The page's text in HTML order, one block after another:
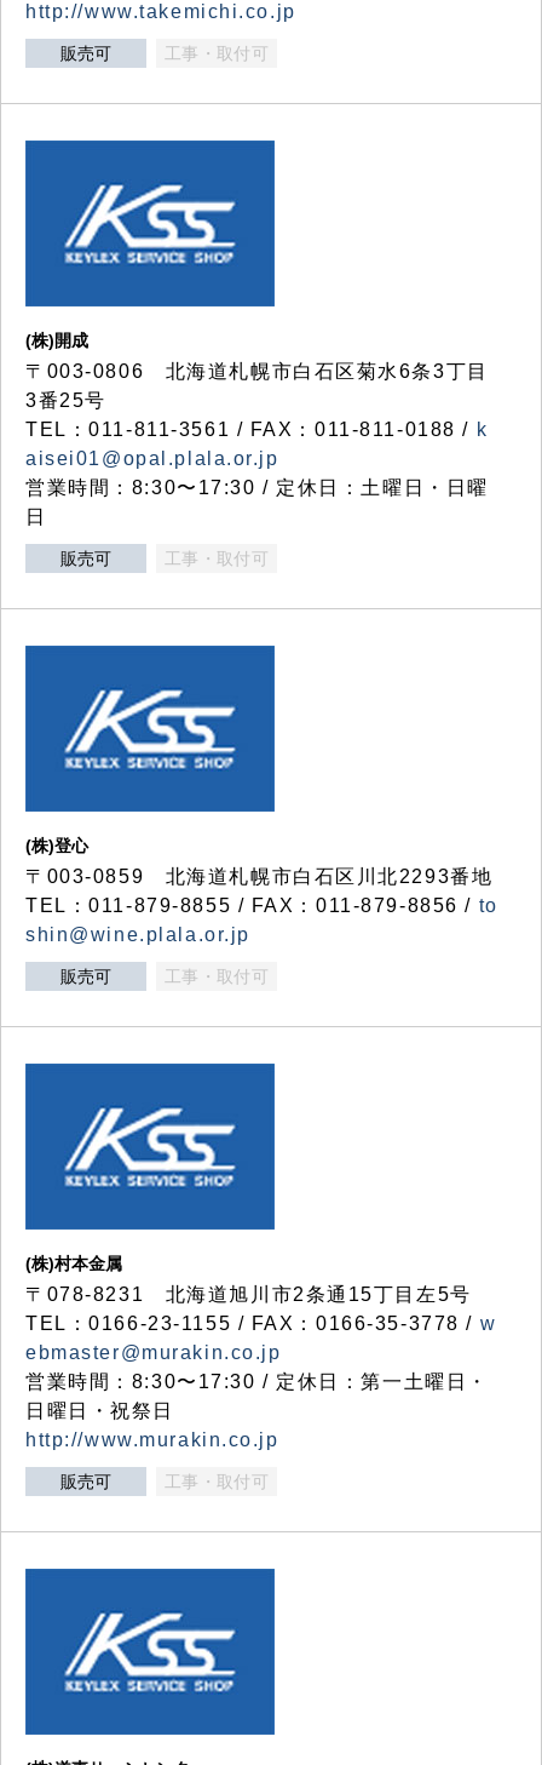
http://www.takemichi.co.jp
販売可 工事・取付可
(株)開成
〒003-0806 北海道札幌市白石区菊水6条3丁目
3番25号
TEL：011-811-3561 / FAX：011-811-0188 / k
aisei01@opal.plala.or.jp
営業時間：8:30〜17:30 / 定休日：土曜日・日曜
日
販売可 工事・取付可
(株)登心
〒003-0859 北海道札幌市白石区川北2293番地
TEL：011-879-8855 / FAX：011-879-8856 / to
shin@wine.plala.or.jp
販売可 工事・取付可
(株)村本金属
〒078-8231 北海道旭川市2条通15丁目左5号
TEL：0166-23-1155 / FAX：0166-35-3778 / w
ebmaster@murakin.co.jp
営業時間：8:30〜17:30 / 定休日：第一土曜日・
日曜日・祝祭日
http://www.murakin.co.jp
販売可 工事・取付可